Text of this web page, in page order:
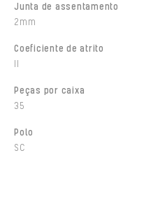
Junta de assentamento
2mm
Coeficiente de atrito
II
Peças por caixa
35
Polo
SC